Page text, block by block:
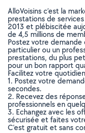
AlloVoisins c’est la
prestations de
2013 et plébiscitée
de 4,5 millions de
Postez votre
particulier ou un
prestations, du plus
pour un bon rapport
Facilitez votre
1. Postez votre
secondes.
2. Recevez des
professionnels en
3. Echangez avec les
sécurisée et faites
C’est gratuit et sans